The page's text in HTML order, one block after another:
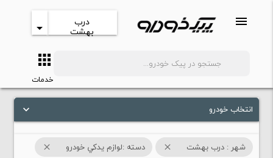
menu درب
بهشت arrow_drop_down
apps
خدمات
keyboard_arrow_down انتخاب خودرو
شهر : درب بهشت close دسته :لوازم يدکي خودرو close